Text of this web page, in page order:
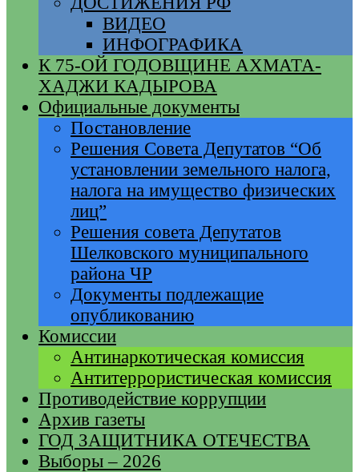
ВИДЕО
ИНФОГРАФИКА
К 75-ОЙ ГОДОВЩИНЕ АХМАТА-
ХАДЖИ КАДЫРОВА
Официальные документы
Постановление
Решения Совета Депутатов “Об
установлении земельного налога,
налога на имущество физических
лиц”
Решения совета Депутатов
Шелковского муниципального
района ЧР
Документы подлежащие
опубликованию
Комиссии
Антинаркотическая комиссия
Антитеррористическая комиссия
Противодействие коррупции
Архив газеты
ГОД ЗАЩИТНИКА ОТЕЧЕСТВА
Выборы – 2026